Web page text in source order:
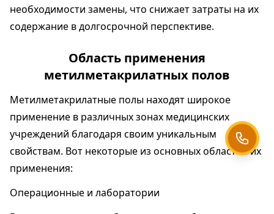
необходимости замены, что снижает затраты на их
содержание в долгосрочной перспективе.
Область применения
метилметакрилатных полов
Метилметакрилатные полы находят широкое
применение в различных зонах медицинских
учреждений благодаря своим уникальным
свойствам. Вот некоторые из основных областей их
применения:
Операционные и лаборатории